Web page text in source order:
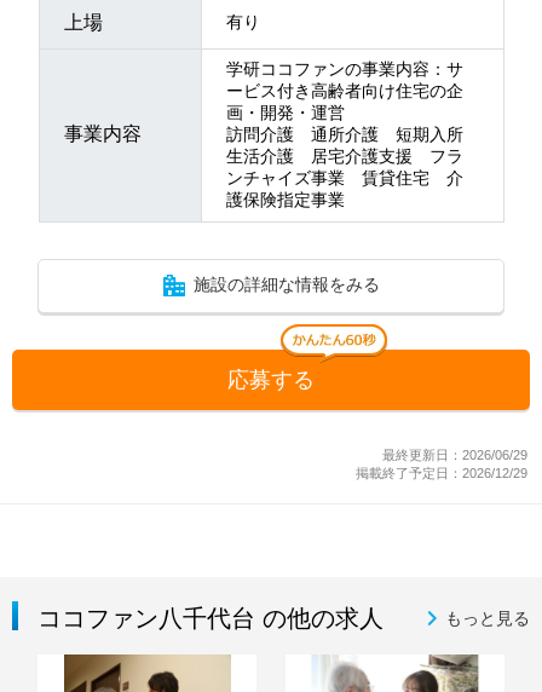
上場 有り
事業内容
学研ココファンの事業内容：サ
ービス付き高齢者向け住宅の企
画・開発・運営
訪問介護 通所介護 短期入所
生活介護 居宅介護支援 フラ
ンチャイズ事業 賃貸住宅 介
護保険指定事業
施設の詳細な情報をみる
応募する
最終更新日：2026/06/29
掲載終了予定日：2026/12/29
ココファン八千代台 の他の求人 もっと見る